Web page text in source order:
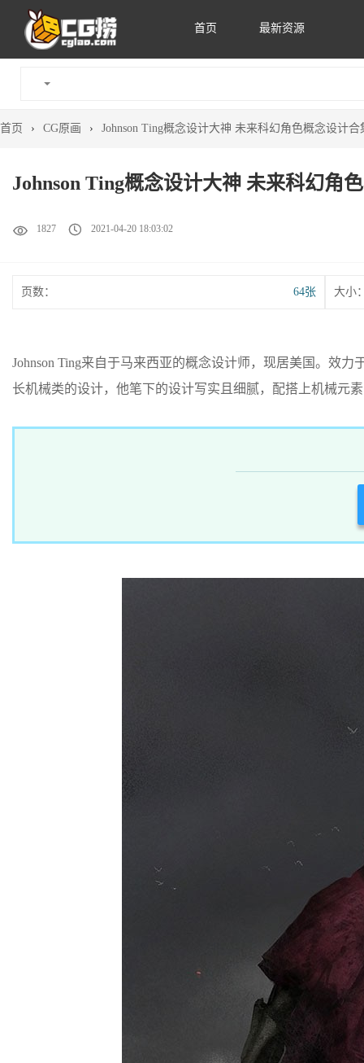
首页 最新资源
首页 › CG原画 › Johnson Ting概念设计大神 未来科幻角色概念设计合
Johnson Ting概念设计大神 未来科幻角
1827 2021-04-20 18:03:02
页数： 64张 大小
Johnson Ting来自于马来西亚的概念设计师，现居美国。效
长机械类的设计，他笔下的设计写实且细腻，配搭上机械元